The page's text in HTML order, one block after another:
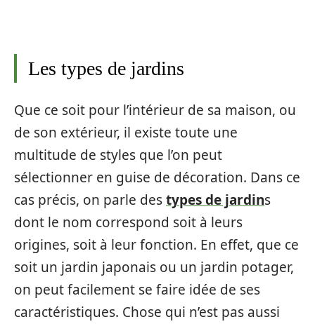
Les types de jardins
Que ce soit pour l’intérieur de sa maison, ou
de son extérieur, il existe toute une
multitude de styles que l’on peut
sélectionner en guise de décoration. Dans ce
cas précis, on parle destypes de jardins
dont le nom correspond soit à leurs
origines, soit à leur fonction. En effet, que ce
soit un jardin japonais ou un jardin potager,
on peut facilement se faire idée de ses
caractéristiques. Chose qui n’est pas aussi